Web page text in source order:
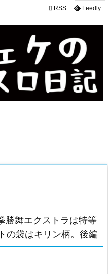
 RSS Feedly
勝舞エクストラは特等
の袋はキリン柄。後編